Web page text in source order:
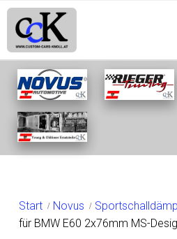
SHOP
Start Novus
für BMW E60 2x76mm MS-